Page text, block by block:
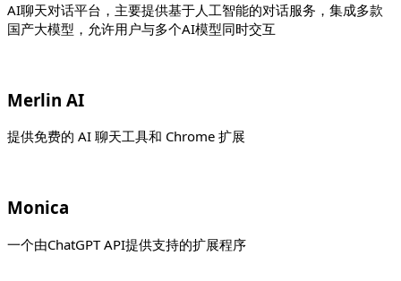
AI聊天对话平台，主要提供基于人工智能的对话服务，集成多款
国产大模型，允许用户与多个AI模型同时交互
Merlin AI
提供免费的 AI 聊天工具和 Chrome 扩展
Monica
一个由ChatGPT API提供支持的扩展程序